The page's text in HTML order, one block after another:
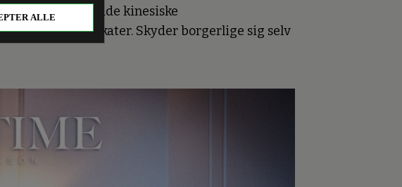
ALLE
det ud til, at både kinesiske
mod valgplakater. Skyder borgerlige sig selv